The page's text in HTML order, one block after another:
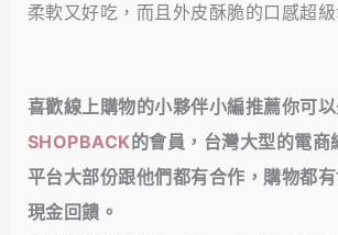
柔軟又好吃，而且外皮酥脆的口感超級
喜歡線上購物的小夥伴小編推薦你可
SHOPBACK的會員，台灣大型的電商
平台大部份跟他們都有合作，購物都
現金回饋 。